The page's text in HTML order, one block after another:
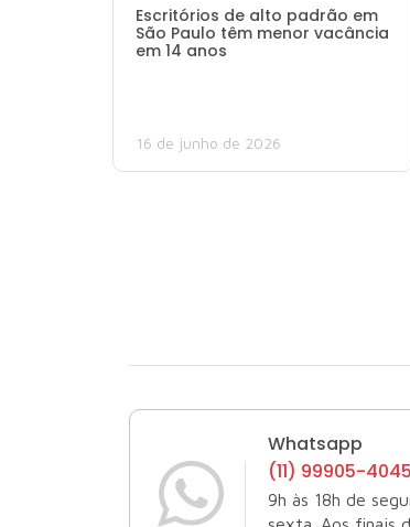
Escritórios de alto padrão em
São Paulo têm menor vacância
em 14 anos
16 de junho de 2026
Whatsapp
(11) 99905-4045
9h às 18h de